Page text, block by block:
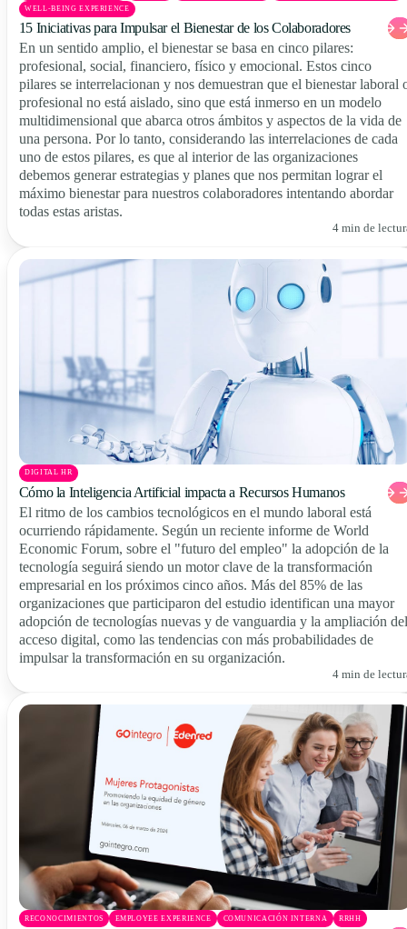
WELL-BEING EXPERIENCE
15 Iniciativas para Impulsar el Bienestar de los Colaboradores
En un sentido amplio, el bienestar se basa en cinco pilares:
profesional, social, financiero, físico y emocional. Estos cinco
pilares se interrelacionan y nos demuestran que el bienestar laboral
profesional no está aislado, sino que está inmerso en un modelo
multidimensional que abarca otros ámbitos y aspectos de la vida de
una persona. Por lo tanto, considerando las interrelaciones de cada
uno de estos pilares, es que al interior de las organizaciones
debemos generar estrategias y planes que nos permitan lograr el
máximo bienestar para nuestros colaboradores intentando abordar
todas estas aristas.
4 min de
DIGITAL HR
Cómo la Inteligencia Artificial impacta a Recursos Humanos
El ritmo de los cambios tecnológicos en el mundo laboral está
ocurriendo rápidamente. Según un reciente informe de World
Economic Forum, sobre el "futuro del empleo" la adopción de la
tecnología seguirá siendo un motor clave de la transformación
empresarial en los próximos cinco años. Más del 85% de las
organizaciones que participaron del estudio identifican una mayor
adopción de tecnologías nuevas y de vanguardia y la ampliación del
acceso digital, como las tendencias con más probabilidades de
impulsar la transformación en su organización.
4 min de
RECONOCIMIENTOS EMPLOYEE EXPERIENCE COMUNICACIÓN INTERNA RRHH